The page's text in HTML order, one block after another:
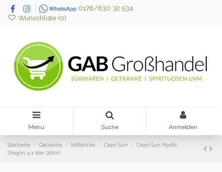
0176/630 32 534
Wunschliste (0)
Menu Suche Anmelden
Startseite Getränke Softdrinks Capri Sun
Capri Sun Mystic
Dragon 4 x 10er 200ml